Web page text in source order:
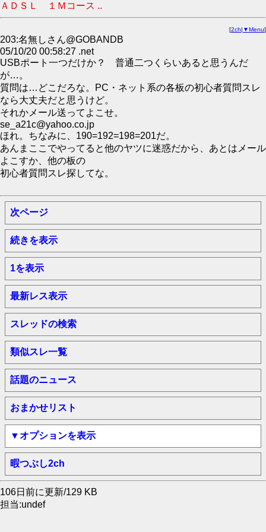
ＡＤＳＬ １Ｍコース ..
[2ch| ▼Menu]
203:名無しさん@GOBANDB
05/10/20 00:58:27 .net
USBポート一つだけか？ 普通二つくらいあると思うんだ
が…。
質問は…どこだろな。PC・ネット系の各板の初心者質問スレ
なら大丈夫だと思うけど。
それかメール送ってよこせ。
se_a21c@yahoo.co.jp
ほれ。ちなみに、190=192=198=201だ。
あんまここでやってると他のヤツに迷惑だから、あとはメール
よこすか、他の板の
初心者質問スレ探してな。
次ページ
続きを表示
1を表示
最新レス表示
スレッドの検索
類似スレ一覧
話題のニュース
おまかせリスト
▼オプションを表示
暇つぶし2ch
106日前に更新/129 KB
担当:undef